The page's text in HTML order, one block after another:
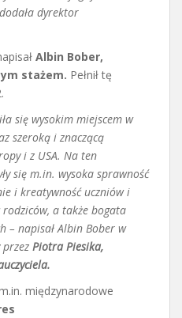
dyrektor
Albin Bober,
stażem. Pełnił tę
się wysokim miejscem w
szeroką i znaczącą
i z USA. Na ten
się m.in. wysoka sprawność
i kreatywność uczniów i
rodziców, a także bogata
– napisał Albin Bober w
przez Piotra Piesika,
międzynarodowe